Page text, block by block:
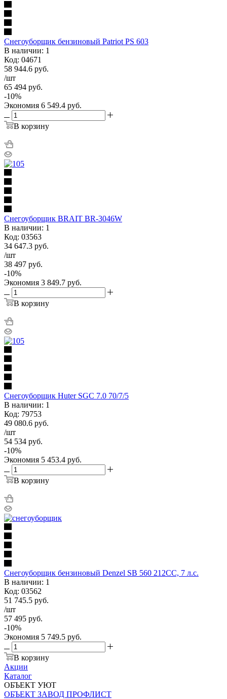
Снегоуборщик бензиновый Patriot PS 603
В наличии: 1
Код: 04671
58 944.6 руб.
/шт
65 494 руб.
-10%
Экономия 6 549.4 руб.
В корзину
Снегоуборщик BRAIT BR-3046W
В наличии: 1
Код: 03563
34 647.3 руб.
/шт
38 497 руб.
-10%
Экономия 3 849.7 руб.
В корзину
Снегоуборщик Huter SGC 7.0 70/7/5
В наличии: 1
Код: 79753
49 080.6 руб.
/шт
54 534 руб.
-10%
Экономия 5 453.4 руб.
В корзину
Снегоуборщик бензиновый Denzel SB 560 212CC, 7 л.с.
В наличии: 1
Код: 03562
51 745.5 руб.
/шт
57 495 руб.
-10%
Экономия 5 749.5 руб.
В корзину
Акции
Каталог
ОБЪЕКТ УЮТ
ОБЪЕКТ ЗАВОД ПРОФЛИСТ